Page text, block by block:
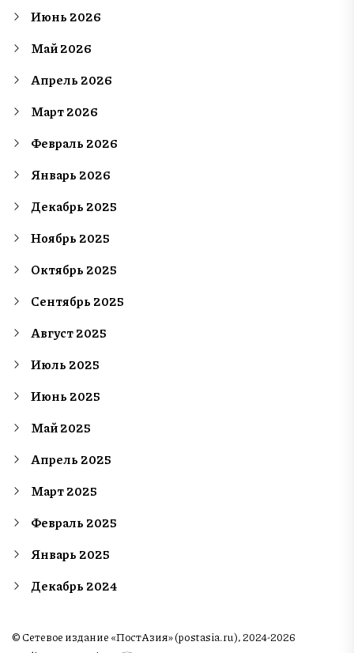
Июнь 2026
Май 2026
Апрель 2026
Март 2026
Февраль 2026
Январь 2026
Декабрь 2025
Ноябрь 2025
Октябрь 2025
Сентябрь 2025
Август 2025
Июль 2025
Июнь 2025
Май 2025
Апрель 2025
Март 2025
Февраль 2025
Январь 2025
Декабрь 2024
© Сетевое издание «ПостАзия» (postasia.ru), 2024-2026